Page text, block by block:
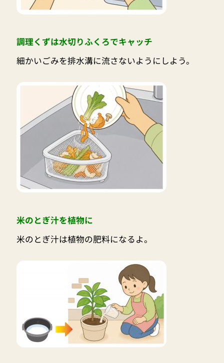
調理くずは水切りふくろでキャッチ
細かいごみを排水溝に流さないようにしよう。
米のとぎ汁を植物に
米のとぎ汁は植物の肥料になるよ。